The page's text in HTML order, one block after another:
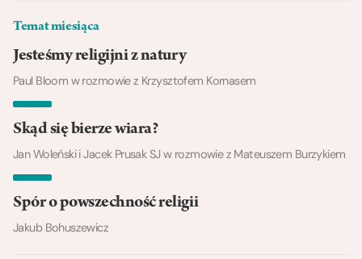
Temat miesiąca
Jesteśmy religijni z natury
Paul Bloom w rozmowie z Krzysztofem Kornasem
Skąd się bierze wiara?
Jan Woleński i Jacek Prusak SJ w rozmowie z Mateuszem Burzykiem
Spór o powszechność religii
Jakub Bohuszewicz